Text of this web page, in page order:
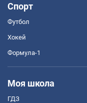
Спорт
Футбол
Хокей
Формула-1
Моя школа
ГДЗ